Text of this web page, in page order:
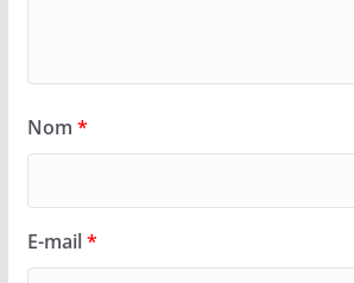
Nom *
E-mail*